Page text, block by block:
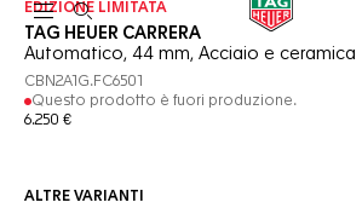
Apri la ricerca
EDIZIONE LIMITATA
TAG HEUER CARRERA
Automatico, 44 mm, Acciaio e ceramica
CBN2A1G.FC6501
Questo prodotto è fuori produzione.
6.250 €
ALTRE VARIANTI